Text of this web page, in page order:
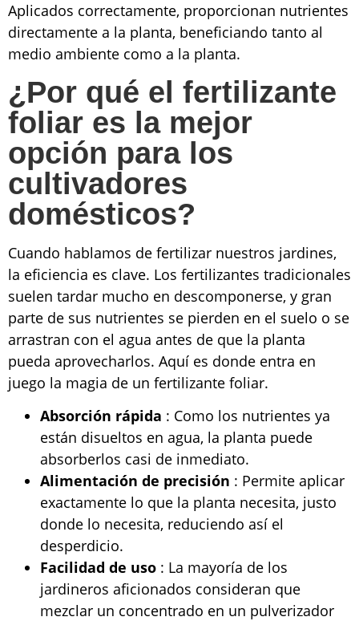
Aplicados correctamente, proporcionan nutrientes
directamente a la planta, beneficiando tanto al
medio ambiente como a la planta.
¿Por qué el fertilizante
foliar es la mejor
opción para los
cultivadores
domésticos?
Cuando hablamos de fertilizar nuestros jardines,
la eficiencia es clave. Los fertilizantes tradicionales
suelen tardar mucho en descomponerse, y gran
parte de sus nutrientes se pierden en el suelo o se
arrastran con el agua antes de que la planta
pueda aprovecharlos. Aquí es donde entra en
juego la magia de un fertilizante foliar.
Absorción rápida : Como los nutrientes ya
están disueltos en agua, la planta puede
absorberlos casi de inmediato.
Alimentación de precisión : Permite aplicar
exactamente lo que la planta necesita, justo
donde lo necesita, reduciendo así el
desperdicio.
Facilidad de uso : La mayoría de los
jardineros aficionados consideran que
mezclar un concentrado en un pulverizador